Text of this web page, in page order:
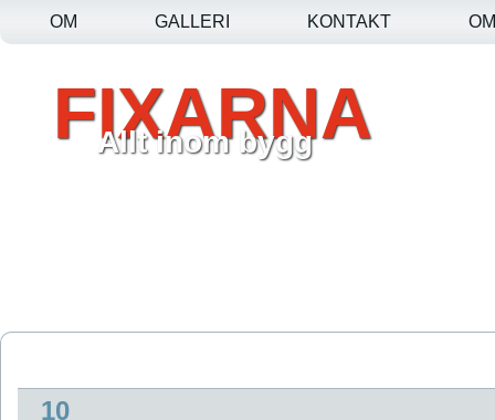
OM GALLERI KONTAKT
FIXARNA
Allt inom bygg
10